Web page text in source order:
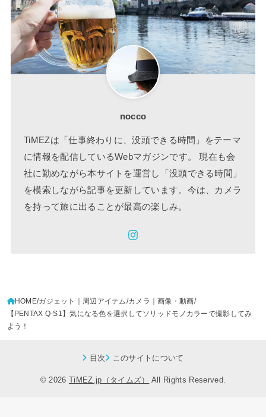
nocco
TiMEZは「仕事終わりに、没頭できる時間」をテーマ
に情報を配信しているWebマガジンです。 現在も会
社に勤めながら本サイトを運営し「没頭できる時間」
を模索しながら記事を更新しています。今は、カメラ
を持って旅に出ることが最高の楽しみ。
HOME ガジェット｜周辺アイテム カメラ｜画像・動画
【PENTAX Q-S1】気になる色を選択してソリッドモノカラーで撮影してみ
よう！
目次 このサイトについて
© 2026 TiMEZ.jp（タイムズ） All Rights Reserved.